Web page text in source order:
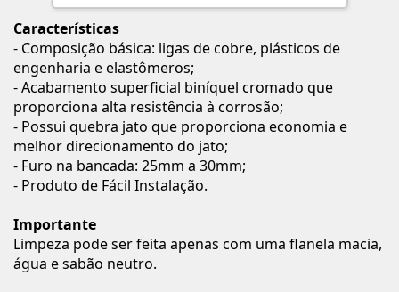
Características
- Composição básica: ligas de cobre, plásticos de
engenharia e elastômeros;
- Acabamento superficial biníquel cromado que
proporciona alta resistência à corrosão;
- Possui quebra jato que proporciona economia e
melhor direcionamento do jato;
- Furo na bancada: 25mm a 30mm;
- Produto de Fácil Instalação.
Importante
Limpeza pode ser feita apenas com uma flanela macia,
água e sabão neutro.